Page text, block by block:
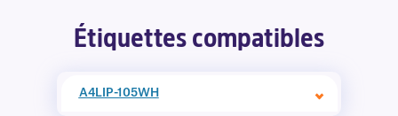
Étiquettes compatibles
A4LIP-105WH